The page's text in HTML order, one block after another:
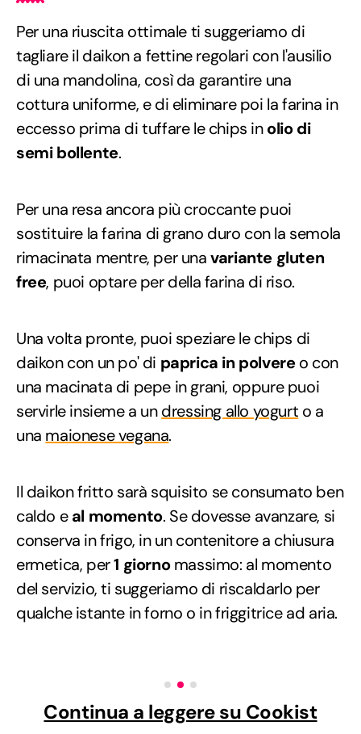
Per una riuscita ottimale ti suggeriamo di
tagliare il daikon a fettine regolari con l'ausilio
di una mandolina, così da garantire una
cottura uniforme, e di eliminare poi la farina in
eccesso prima di tuffare le chips inolio di
semi bollente.
Per una resa ancora più croccante puoi
sostituire la farina di grano duro con la semola
rimacinata mentre, per unavariante gluten
free, puoi optare per della farina di riso.
Una volta pronte, puoi speziare le chips di
daikon con un po' di paprica in polvereo con
una macinata di pepe in grani, oppure puoi
servirle insieme a undressing allo yogurt o a
una maionese vegana.
Il daikon fritto sarà squisito se consumato ben
caldo eal momento. Se dovesse avanzare, si
conserva in frigo, in un contenitore a chiusura
ermetica, per1 giornomassimo: al momento
del servizio, ti suggeriamo di riscaldarlo per
qualche istante in forno o in friggitrice ad aria.
Continua a leggere su Cookist